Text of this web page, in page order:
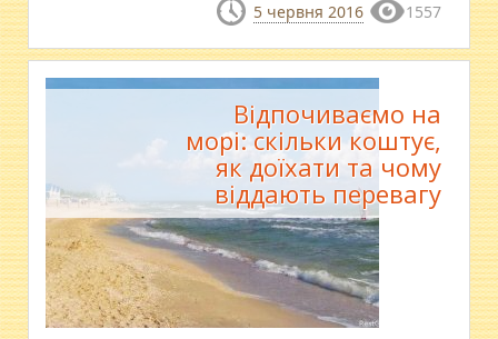
5 червня 2016 1557
Відпочиваємо на
морі: скільки коштує,
як доїхати та чому
віддають перевагу